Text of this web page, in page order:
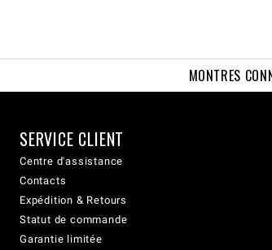
MONTRES
SERVICE CLIENT
Centre d'assistance
Contacts
Expédition & Retours
Statut de commande
Garantie limitée